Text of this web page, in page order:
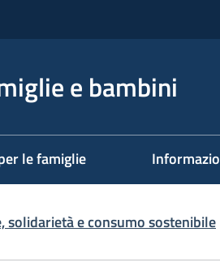
e bambini
le famiglie
solidarietà e consumo sostenibile